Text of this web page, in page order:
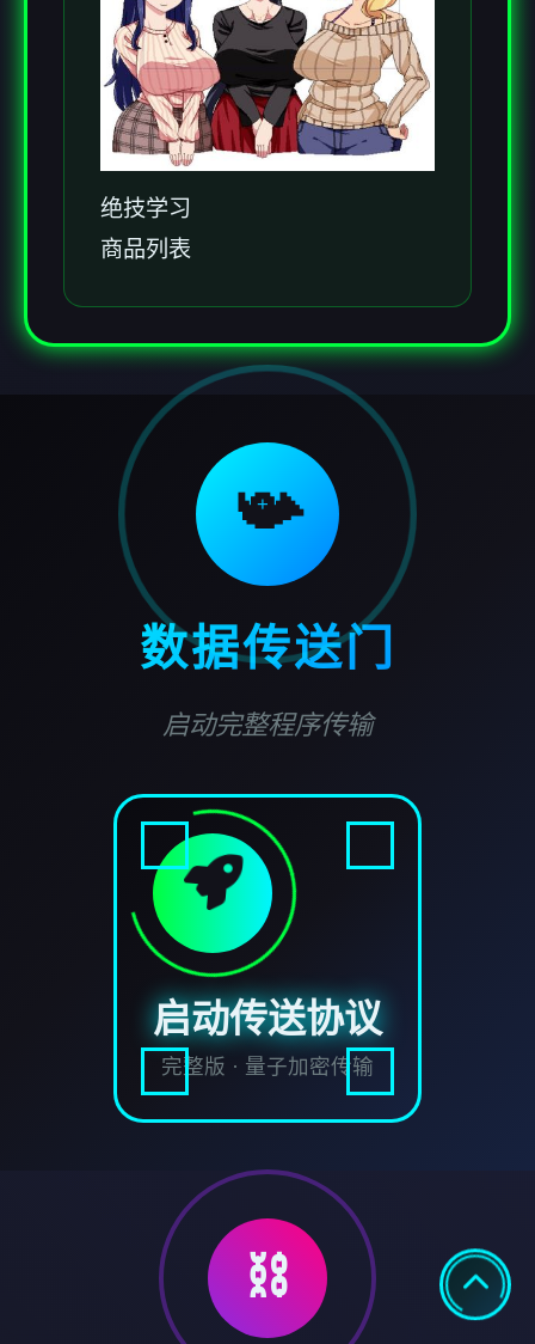
绝技学习
商品列表
📯
数据传送门
启动完整程序传输
启动传送协议
完整版 · 量子加密传输
⛓️